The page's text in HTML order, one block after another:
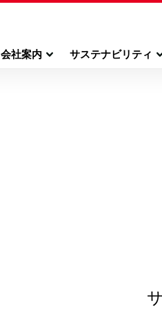
会社案内 サステナビリティ